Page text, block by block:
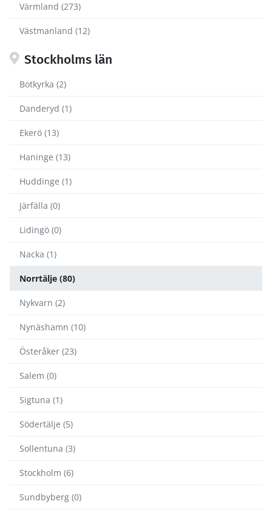
Värmland (273)
Västmanland (12)
Stockholms län
Botkyrka (2)
Danderyd (1)
Ekerö (13)
Haninge (13)
Huddinge (1)
Järfälla (0)
Lidingö (0)
Nacka (1)
Norrtälje (80)
Nykvarn (2)
Nynäshamn (10)
Österåker (23)
Salem (0)
Sigtuna (1)
Södertälje (5)
Sollentuna (3)
Stockholm (6)
Sundbyberg (0)